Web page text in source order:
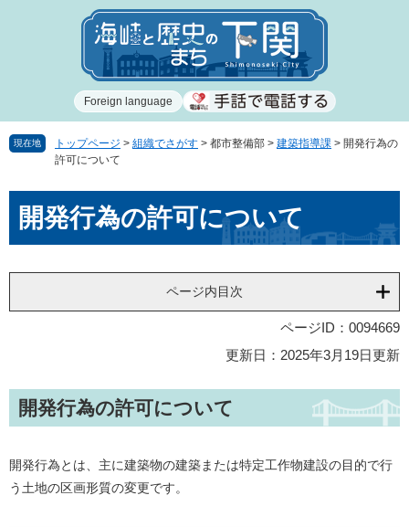
で
ば
Foreign language
現在地 トップページ > 組織でさがす > 都市整備部 > 建築指導課 > 開発行為の
許可について
開発行為の許可について
ページ内目次
ページID：0094669
更新日：2025年3月19日更新
開発行為の許可について
開発行為とは、主に建築物の建築または特定工作物建設の目的で行
う土地の区画形質の変更です。